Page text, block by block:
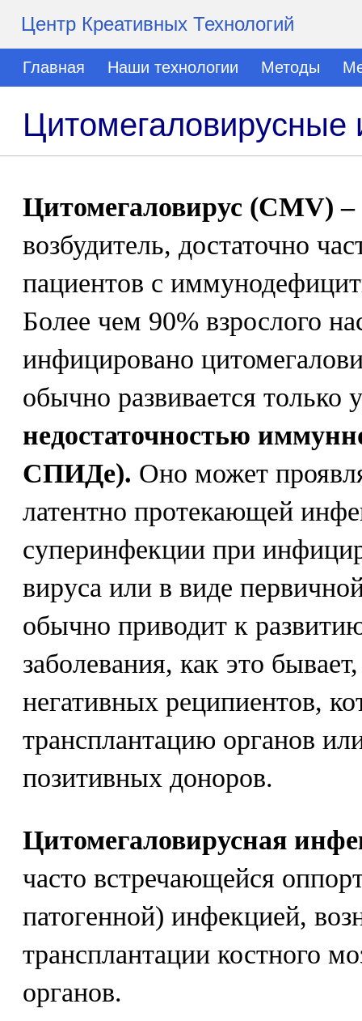
Центр Креативных Технологий
Главная Наши технологии Методы
Цитомегаловирус (CMV) –
возбудитель, достаточно
пациентов с
Более чем 90% взрослого
инфицировано
обычно развивается только
недостаточностью
СПИДе). Оно может
латентно протекающей
суперинфекции при
вируса или в виде
обычно приводит к
заболевания, как это
негативных реципиентов,
трансплантацию органов
позитивных доноров.
Цитомегаловирусная
часто встречающейся
патогенной) инфекцией,
трансплантации костного
органов.